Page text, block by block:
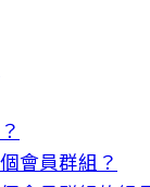
會員群組？